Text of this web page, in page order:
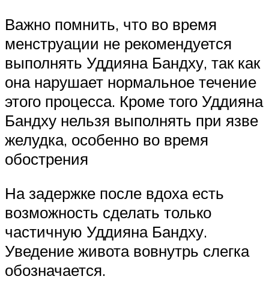
Важно помнить, что во время
менструации не рекомендуется
выполнять Уддияна Бандху, так как
она нарушает нормальное течение
этого процесса. Кроме того Уддияна
Бандху нельзя выполнять при язве
желудка, особенно во время
обострения
На задержке после вдоха есть
возможность сделать только
частичную Уддияна Бандху.
Уведение живота вовнутрь слегка
обозначается.